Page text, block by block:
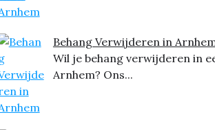
Behang Verwijderen in
Wil je behang verwijderen in
Arnhem? Ons...